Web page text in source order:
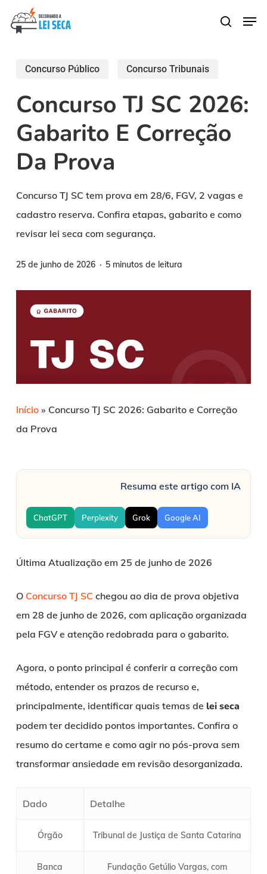
content
search
Concurso Público Concurso Tribunais
Concurso TJ SC 2026:
Gabarito E Correção
Da Prova
Concurso TJ SC tem prova em 28/6, FGV, 2 vagas e
cadastro reserva. Confira etapas, gabarito e como
revisar lei seca com segurança.
25 de junho de 2026 5 minutos de leitura
Início» Concurso TJ SC 2026: Gabarito e Correção
da Prova
Resuma este artigo com IA
ChatGPT Perplexity Grok Google AI
Última Atualização em 25 de junho de 2026
O Concurso TJ SC chegou ao dia de prova objetiva
em 28 de junho de 2026, com aplicação organizada
pela FGV e atenção redobrada para o gabarito.
Agora, o ponto principal é conferir a correção com
método, entender os prazos de recurso e,
principalmente, identificar quais temas de lei seca
podem ter decidido pontos importantes. Confira o
resumo do certame e como agir no pós-prova sem
transformar ansiedade em revisão desorganizada.
Dado Detalhe
Órgão Tribunal de Justiça de Santa Catarina
Banca
Fundação Getúlio Vargas, com